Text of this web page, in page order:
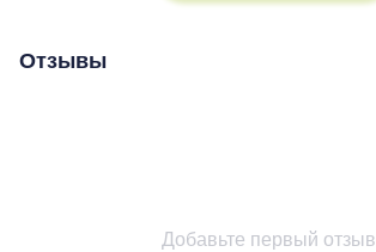
Отзывы
Добавьте первый отзыв